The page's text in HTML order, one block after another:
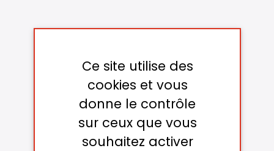
Ce site utilise des
cookies et vous
donne le contrôle
sur ceux que vous
souhaitez activer